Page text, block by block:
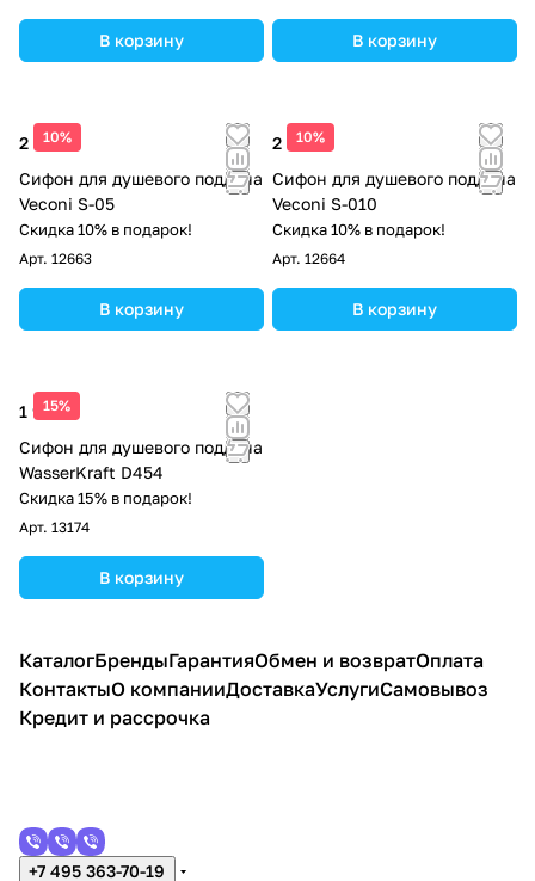
В корзину В корзину
10%
2 640 ₽
Сифон для душевого поддона
Veconi S-05
Скидка 10% в подарок!
Арт. 12663
В корзину
10%
2 420 ₽
Сифон для душевого поддона
Veconi S-010
Скидка 10% в подарок!
Арт. 12664
В корзину
15%
1 980 ₽
Сифон для душевого поддона
WasserKraft D454
Скидка 15% в подарок!
Арт. 13174
В корзину
КаталогБрендыГарантияОбмен и возвратОплата
КонтактыО компанииДоставкаУслугиСамовывоз
Кредит и рассрочка
+7 495 363-70-19